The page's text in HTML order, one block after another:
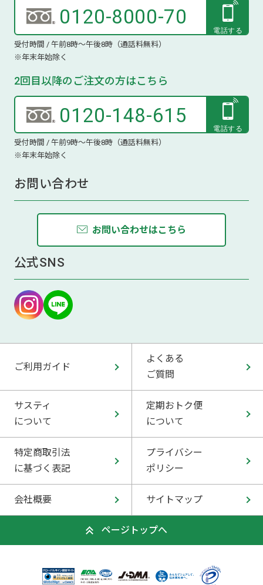
0120-8000-70
受付時間 / 午前8時～午後8時（通話料無料）
※年末年始除く
2回目以降のご注文の方はこちら
0120-148-615
受付時間 / 午前9時～午後8時（通話料無料）
※年末年始除く
お問い合わせ
お問い合わせはこちら
公式SNS
ご利用ガイド
よくある
ご質問
サスティ
について
定期おトク便
について
特定商取引法
に基づく表記
プライバシー
ポリシー
会社概要 サイトマップ
ページトップへ